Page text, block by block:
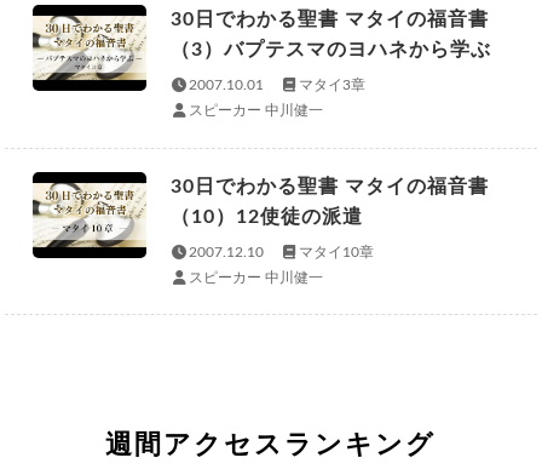
30日でわかる聖書 マタイの福音書
（3）バプテスマのヨハネから学ぶ
2007.10.01
マタイ3章
スピーカー 中川健一
30日でわかる聖書 マタイの福音書
（10）12使徒の派遣
2007.12.10
マタイ10章
スピーカー 中川健一
週間アクセスランキング